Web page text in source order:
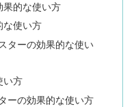
果的な使い方
な使い方
ターの効果的な使い
い方
ーの効果的な使い方